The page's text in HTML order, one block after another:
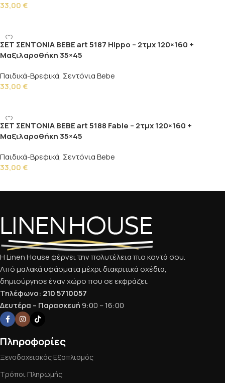
33,00€
ΣΕΤ ΣΕΝΤΟΝΙΑ BEBE art 5187 Hippo – 2τμχ 120×160 +
Μαξιλαροθήκη 35×45
Παιδικά-Βρεφικά, Σεντόνια Bebe
33,00€
ΣΕΤ ΣΕΝΤΟΝΙΑ BEBE art 5188 Fable – 2τμχ 120×160 +
Μαξιλαροθήκη 35×45
Παιδικά-Βρεφικά, Σεντόνια Bebe
33,00€
Η Linen House φέρνει την πολυτέλεια πιο κοντά σου.
Από μαλακά υφάσματα μέχρι διακριτικά σχέδια,
δημιούργησε έναν χώρο που σε εκφράζει.
Τηλέφωνο: 210 5710057
Δευτέρα – Παρασκευή 9:00 – 16:00
Πληροφορίες
Ξενοδοχειακός Εξοπλισμός
Τρόποι Πληρωμής